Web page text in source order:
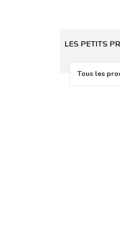
LES PETITS
Tous les